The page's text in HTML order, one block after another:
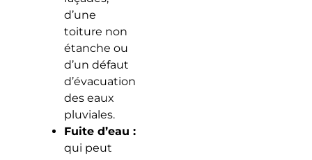
d’une
toiture non
étanche ou
d’un défaut
d’évacuation
des eaux
pluviales.
Fuite d’eau :
qui peut